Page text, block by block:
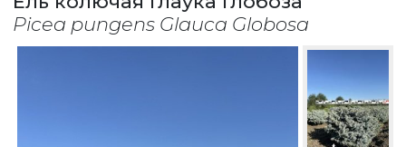
Picea pungens Glauca Globosa